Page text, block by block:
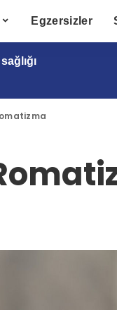
Egzersizler